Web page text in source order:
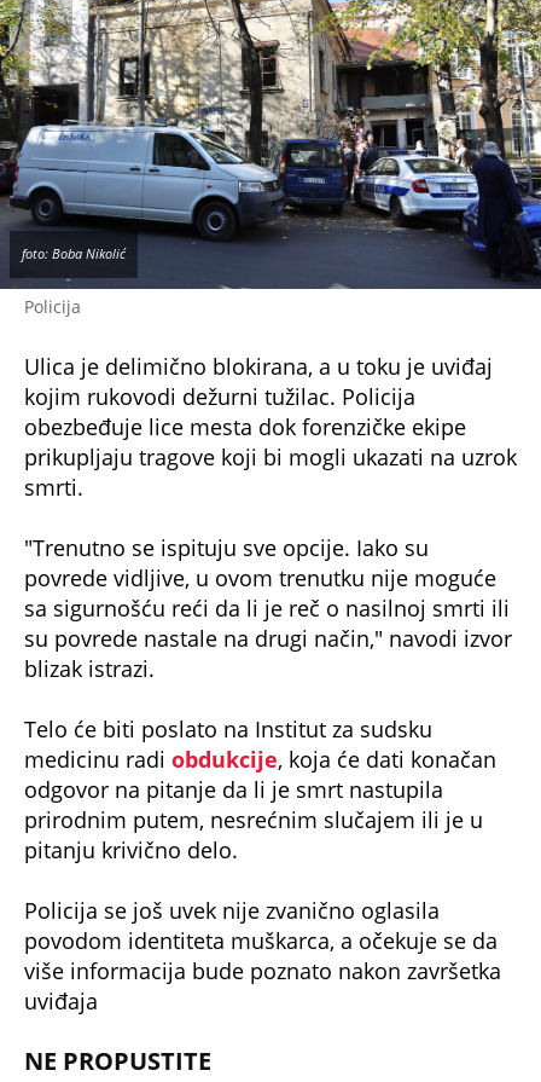
Policija
foto: Boba Nikolić
Ulica je delimično blokirana, a u toku je uviđaj
kojim rukovodi dežurni tužilac. Policija
obezbeđuje lice mesta dok forenzičke ekipe
prikupljaju tragove koji bi mogli ukazati na uzrok
smrti.
"Trenutno se ispituju sve opcije. Iako su
povrede vidljive, u ovom trenutku nije moguće
sa sigurnošću reći da li je reč o nasilnoj smrti ili
su povrede nastale na drugi način," navodi izvor
blizak istrazi.
Telo će biti poslato na Institut za sudsku
medicinu radi obdukcije, koja će dati konačan
odgovor na pitanje da li je smrt nastupila
prirodnim putem, nesrećnim slučajem ili je u
pitanju krivično delo.
Policija se još uvek nije zvanično oglasila
povodom identiteta muškarca, a očekuje se da
više informacija bude poznato nakon završetka
uviđaja
NE PROPUSTITE